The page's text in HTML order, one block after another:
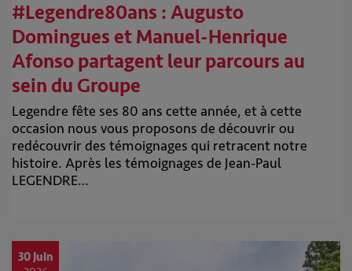
#Legendre80ans : Augusto
Domingues et Manuel-Henrique
Afonso partagent leur parcours au
sein du Groupe
Legendre fête ses 80 ans cette année, et à cette
occasion nous vous proposons de découvrir ou
redécouvrir des témoignages qui retracent notre
histoire. Après les témoignages de Jean-Paul
LEGENDRE…
30 Juin